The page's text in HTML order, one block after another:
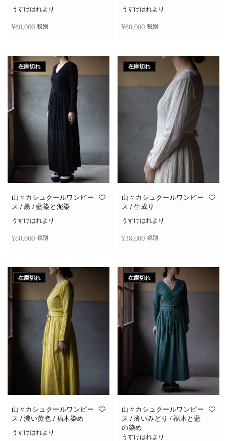
うすけはれより
¥60,000 税別
うすけはれより
¥60,000 税別
在庫切れ
山々カシュクールワンピー
ス / 黒 / 藍染と泥染
うすけはれより
¥60,000 税別
在庫切れ
山々カシュクールワンピー
ス / 生成り
うすけはれより
¥38,000 税別
在庫切れ
山々カシュクールワンピー
ス / 濃い黄色 / 福木染め
うすけはれより
在庫切れ
山々カシュクールワンピー
ス / 薄いみどり / 福木と藍
の染め
うすけはれより